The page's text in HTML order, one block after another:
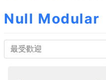
Null Modular